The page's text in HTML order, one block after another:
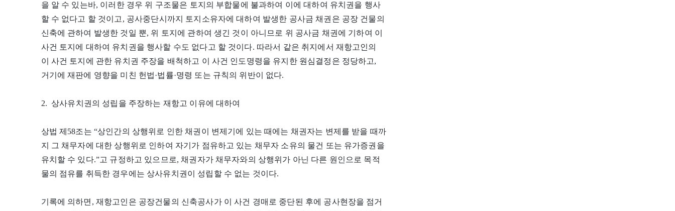
을 알 수 있는바, 이러한 경우 위 구조물은 토지의 부합물에 불과하여 이에 대하여 유치권을 행사
할 수 없다고 할 것이고, 공사중단시까지 토지소유자에 대하여 발생한 공사금 채권은 공장 건물의
신축에 관하여 발생한 것일 뿐, 위 토지에 관하여 생긴 것이 아니므로 위 공사금 채권에 기하여 이
사건 토지에 대하여 유치권을 행사할 수도 없다고 할 것이다. 따라서 같은 취지에서 재항고인의
이 사건 토지에 관한 유치권 주장을 배척하고 이 사건 인도명령을 유지한 원심결정은 정당하고,
거기에 재판에 영향을 미친 헌법·법률·명령 또는 규칙의 위반이 없다.
2. 상사유치권의 성립을 주장하는 재항고 이유에 대하여
상법 제58조는 “상인간의 상행위로 인한 채권이 변제기에 있는 때에는 채권자는 변제를 받을 때까
지 그 채무자에 대한 상행위로 인하여 자기가 점유하고 있는 채무자 소유의 물건 또는 유가증권을
유치할 수 있다.”고 규정하고 있으므로, 채권자가 채무자와의 상행위가 아닌 다른 원인으로 목적
물의 점유를 취득한 경우에는 상사유치권이 성립할 수 없는 것이다.
기록에 의하면, 재항고인은 공장건물의 신축공사가 이 사건 경매로 중단된 후에 공사현장을 점거